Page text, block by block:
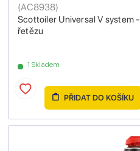
Scottoiler Universal V system
řetězu
(AC8938)
1 Skladem
PŘIDAT DO KOŠÍKU